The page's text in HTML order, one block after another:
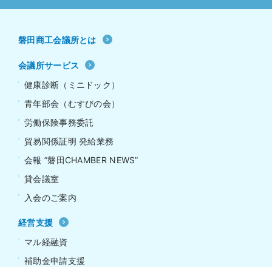
磐田商工会議所とは
会議所サービス
健康診断（ミニドック）
青年部会（むすびの会）
労働保険事務委託
貿易関係証明 発給業務
会報 ”磐田CHAMBER NEWS”
貸会議室
入会のご案内
経営支援
マル経融資
補助金申請支援